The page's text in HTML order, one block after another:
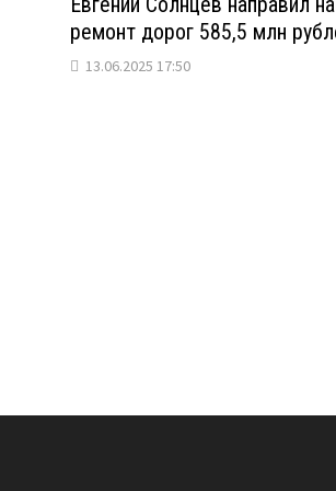
ремонт дорог 585,5 млн
13.06.2025 17:50